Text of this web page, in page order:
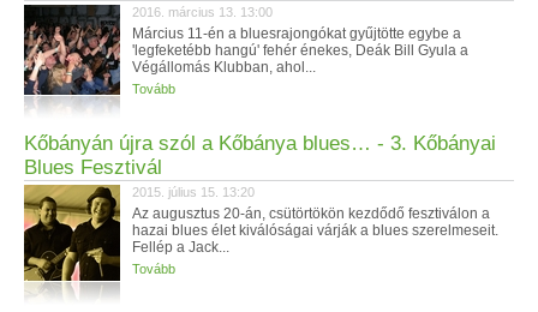
2016. március 13. 13:00
Március 11-én a bluesrajongókat gyűjtötte egybe a
'legfeketébb hangú' fehér énekes, Deák Bill Gyula a
Végállomás Klubban, ahol...
Tovább
Kőbányán újra szól a Kőbánya blues… - 3. Kőbányai
Blues Fesztivál
2015. július 15. 13:20
Az augusztus 20-án, csütörtökön kezdődő fesztiválon a
hazai blues élet kiválóságai várják a blues szerelmeseit.
Fellép a Jack...
Tovább